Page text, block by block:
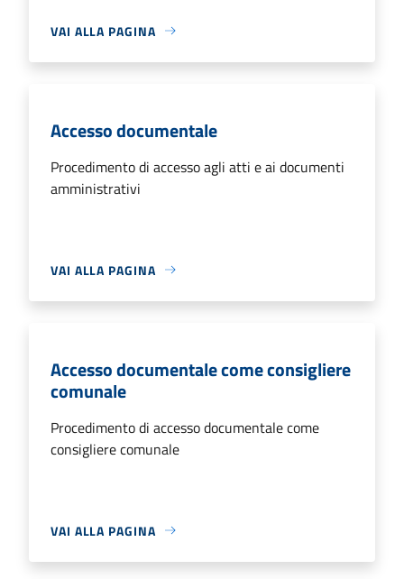
VAI ALLA PAGINA
Accesso documentale
Procedimento di accesso agli atti e ai documenti
amministrativi
VAI ALLA PAGINA
Accesso documentale come consigliere
comunale
Procedimento di accesso documentale come
consigliere comunale
VAI ALLA PAGINA